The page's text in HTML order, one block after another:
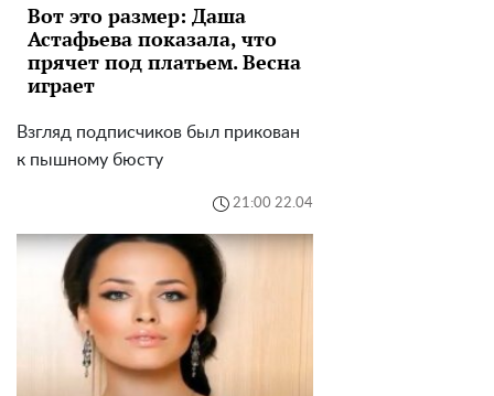
Вот это размер: Даша
Астафьева показала, что
прячет под платьем. Весна
играет
Взгляд подписчиков был прикован
к пышному бюсту
21:00 22.04